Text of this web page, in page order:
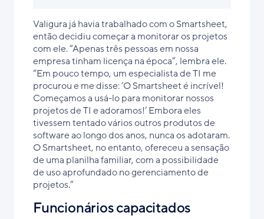
Valigura já havia trabalhado com o Smartsheet,
então decidiu começar a monitorar os projetos
com ele. “Apenas três pessoas em nossa
empresa tinham licença na época”, lembra ele.
“Em pouco tempo, um especialista de TI me
procurou e me disse: ‘O Smartsheet é incrível!
Começamos a usá-lo para monitorar nossos
projetos de TI e adoramos!’ Embora eles
tivessem tentado vários outros produtos de
software ao longo dos anos, nunca os adotaram.
O Smartsheet, no entanto, ofereceu a sensação
de uma planilha familiar, com a possibilidade
de uso aprofundado no gerenciamento de
projetos.”
Funcionários capacitados